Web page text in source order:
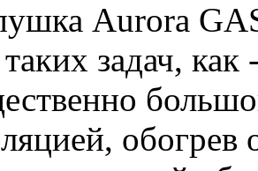
Aurora
задач,